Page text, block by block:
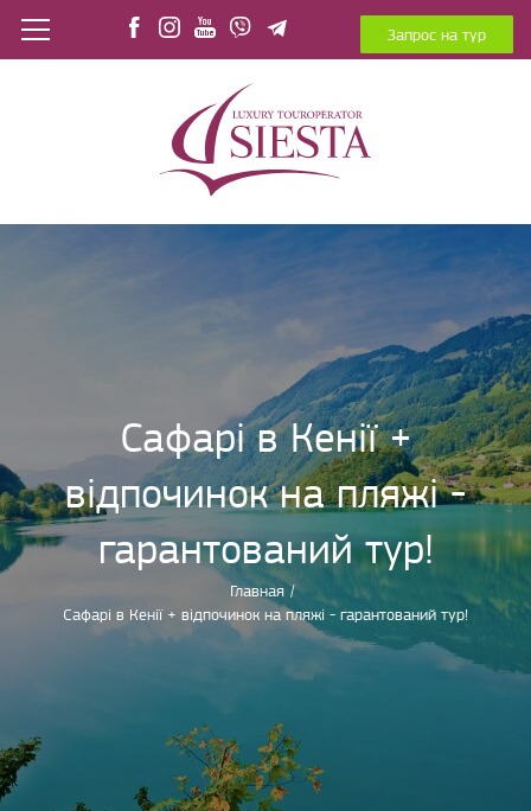
Запрос на тур
Сафарі в Кенії +
відпочинок на пляжі -
гарантований тур!
Главная /
Сафарі в Кенії + відпочинок на пляжі - гарантований тур!